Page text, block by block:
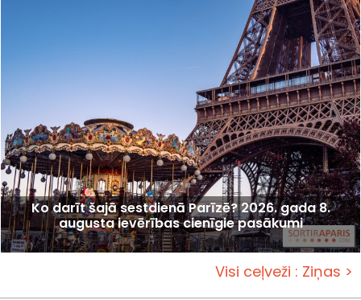
Ko darīt šajā sestdienā Parīzē? 2026. gada 8.
augusta ievērības cienīgie pasākumi
Visi ceļveži : Ziņas >